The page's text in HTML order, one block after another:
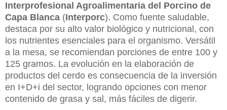
Interprofesional Agroalimentaria del Porcino de
Capa Blanca (Interporc). Como fuente saludable,
destaca por su alto valor biológico y nutricional, con
los nutrientes esenciales para el organismo. Versátil
a la mesa, se recomiendan porciones de entre 100 y
125 gramos. La evolución en la elaboración de
productos del cerdo es consecuencia de la inversión
en I+D+i del sector, logrando opciones con menor
contenido de grasa y sal, más fáciles de digerir.